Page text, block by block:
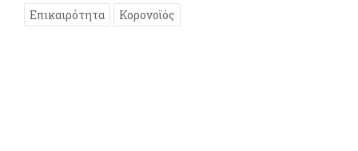
Επικαιρότητα Κορονοϊός